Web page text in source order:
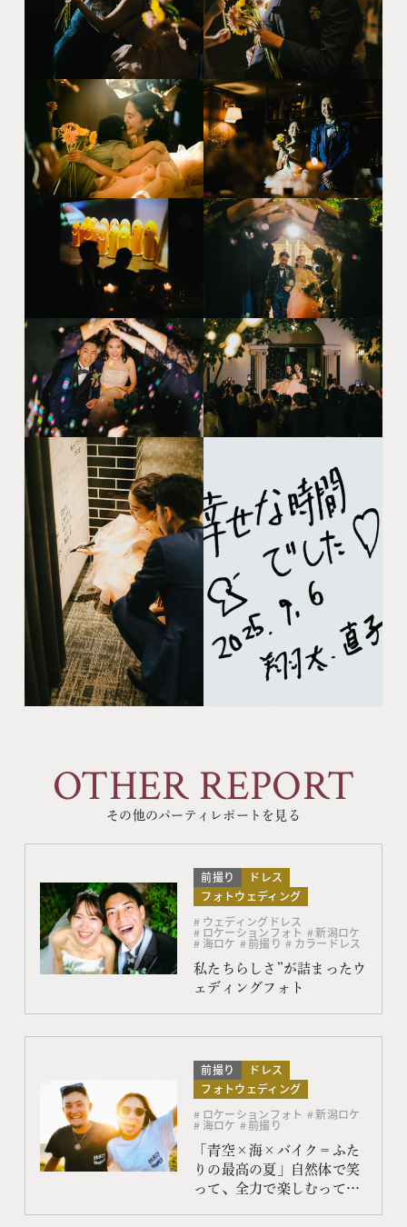
OTHER REPORT
その他のパーティレポートを見る
前撮り
ドレス
フォトウェディング
ウェディングドレス
ロケーションフォト 新潟ロケ
海ロケ 前撮り カラードレス
私たちらしさ”が詰まったウ
ェディングフォト
前撮り
ドレス
フォトウェディング
ロケーションフォト
新潟ロケ
海ロケ 前撮り
「青空×海×バイク＝ふた
りの最高の夏」自然体で笑
って、全力で楽しむってこ